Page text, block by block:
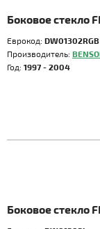
Боковое стекло
Еврокод: DW01302RGB
Производитель:
Год: 1997 - 2004
Боковое стекло